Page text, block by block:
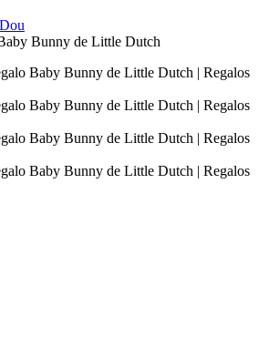
Bunny de Little Dutch